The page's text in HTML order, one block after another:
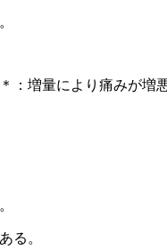
る。
増量により痛みが増